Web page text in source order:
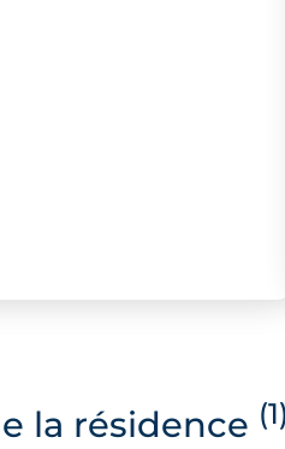
la résidence (1)